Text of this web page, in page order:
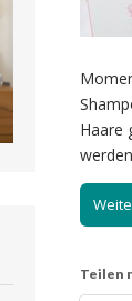
Haare
Teilen